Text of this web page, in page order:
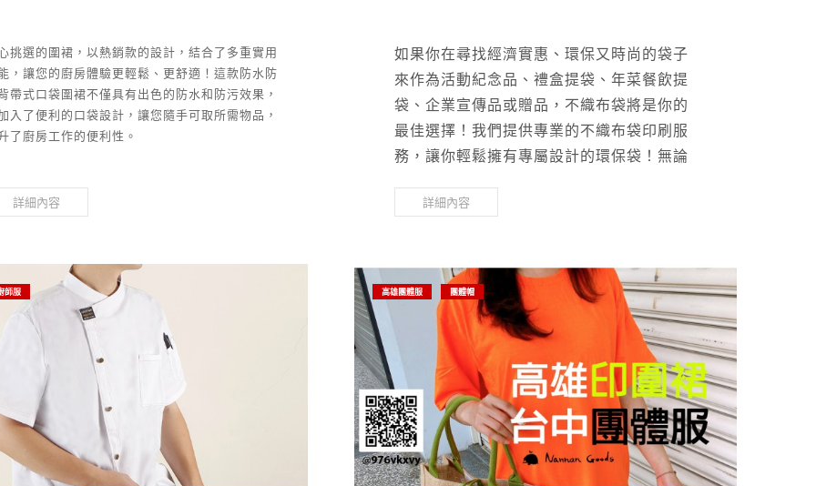
挑選的圍裙，以熱銷款的設計，結合了多重實用
，讓您的廚房體驗更輕鬆、更舒適！這款防水防
帶式口袋圍裙不僅具有出色的防水和防污效果，
入了便利的口袋設計，讓您隨手可取所需物品，
了廚房工作的便利性。
詳細內容
如果你在尋找經濟實惠、環保又時尚的袋子
來作為活動紀念品、禮盒提袋、年菜餐飲提
袋、企業宣傳品或贈品，不織布袋將是你的
最佳選擇！我們提供專業的不織布袋印刷服
務，讓你輕鬆擁有專屬設計的環保袋！無論
都能完美呈現！
詳細內容
師服 高雄團體服 團體帽